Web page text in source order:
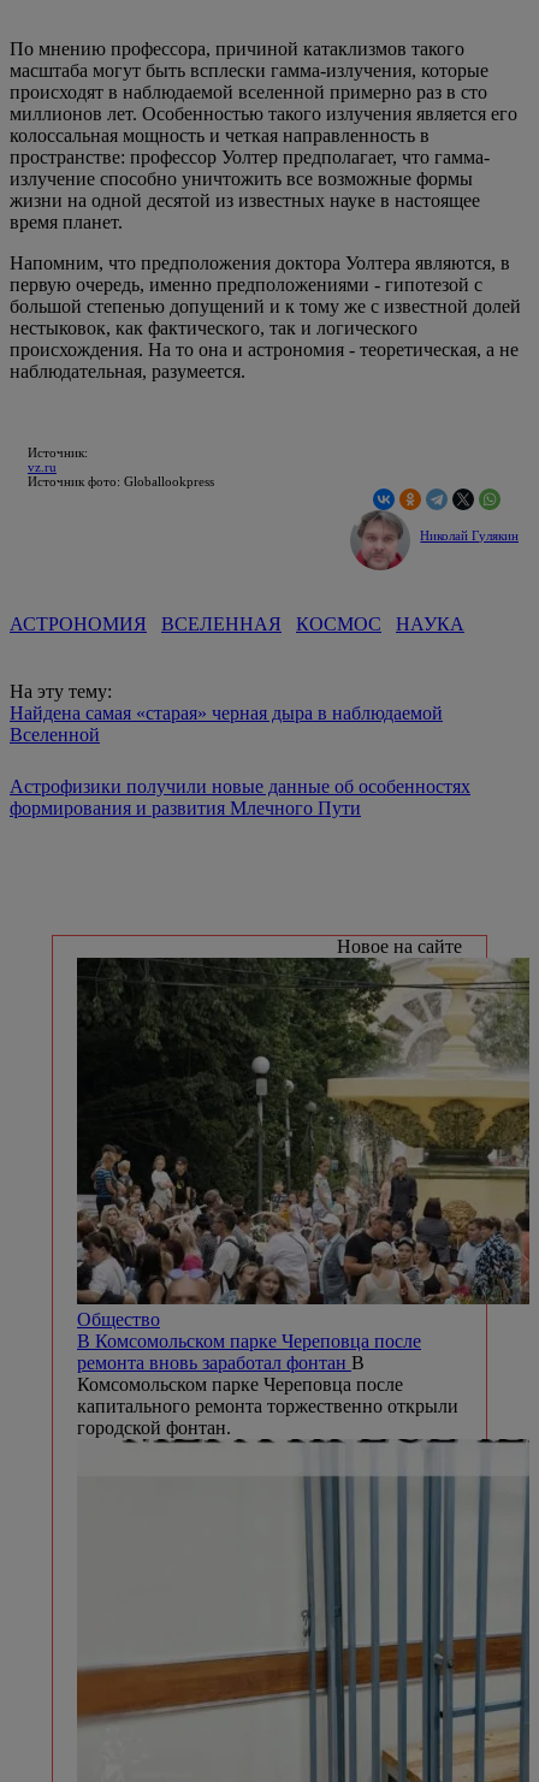
По мнению профессора, причиной катаклизмов такого
масштаба могут быть всплески гамма-излучения, которые
происходят в наблюдаемой вселенной примерно раз в сто
миллионов лет. Особенностью такого излучения является его
колоссальная мощность и четкая направленность в
пространстве: профессор Уолтер предполагает, что гамма-
излучение способно уничтожить все возможные формы
жизни на одной десятой из известных науке в настоящее
время планет.
Напомним, что предположения доктора Уолтера являются, в
первую очередь, именно предположениями - гипотезой с
большой степенью допущений и к тому же с известной долей
нестыковок, как фактического, так и логического
происхождения. На то она и астрономия - теоретическая, а не
наблюдательная, разумеется.
Источник:
vz.ru
Источник фото: Globallookpress
Николай Гулякин
АСТРОНОМИЯ ВСЕЛЕННАЯ КОСМОС НАУКА
На эту тему:
Найдена самая «старая» черная дыра в наблюдаемой
Вселенной
Астрофизики получили новые данные об особенностях
формирования и развития Млечного Пути
Новое на сайте
Общество
В Комсомольском парке Череповца после
ремонта вновь заработал фонтан В
Комсомольском парке Череповца после
капитального ремонта торжественно открыли
городской фонтан.